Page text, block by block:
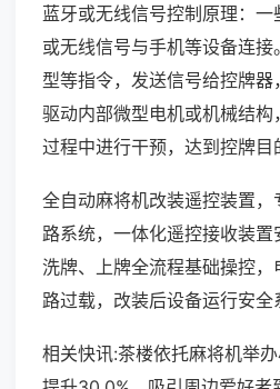
蓝牙或无线信号控制原理：
或无线信号与手机等设备连
型等指令，发送信号给控牌
驱动内部微型电机或机械结
过程中进行干预，达到控牌目
全自动麻将机改装遥控装置
路系统，一体化遥控接收装
洗牌、上牌全流程基础操控
路过载，改装后设备运行安全
相关快讯:茶楼依托麻将机举